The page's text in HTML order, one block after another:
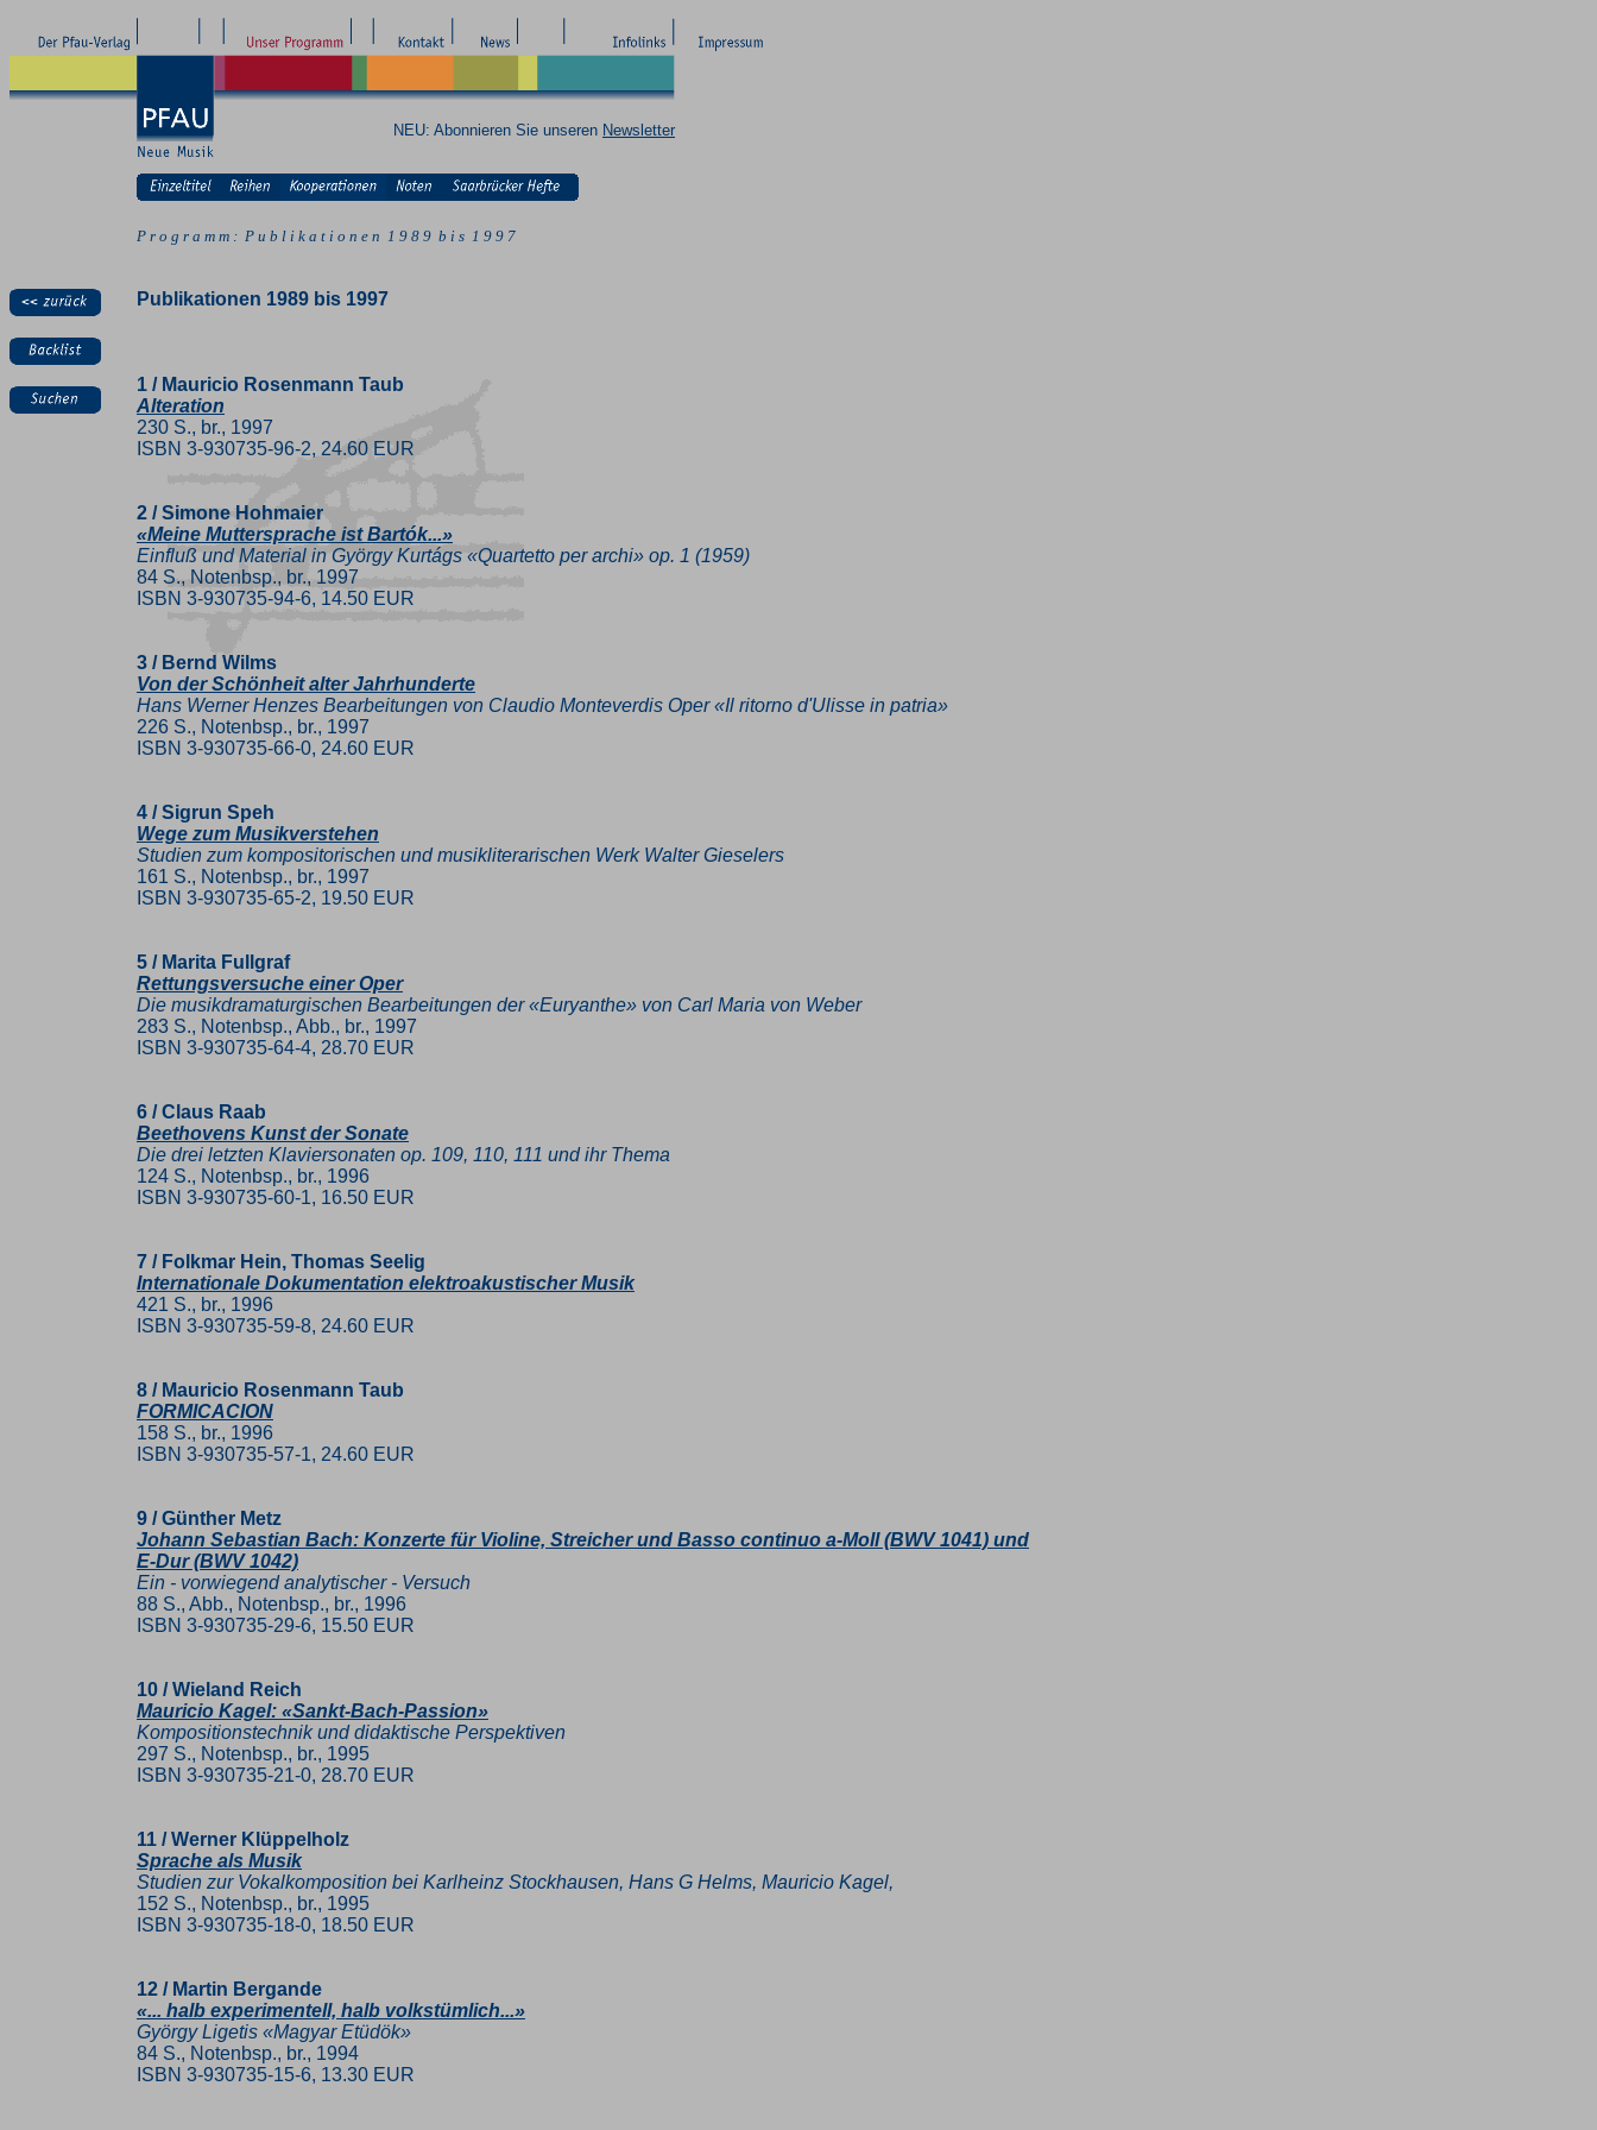
NEU: Abonnieren Sie unseren Newsletter
P r o g r a m m : P u b l i k a t i o n e n 1 9 8 9 b i s 1 9 9 7
Publikationen 1989 bis 1997
1 / Mauricio Rosenmann Taub
Alteration
230 S., br., 1997
ISBN 3-930735-96-2, 24.60 EUR
2 / Simone Hohmaier
«Meine Muttersprache ist Bartók...»
Einfluß und Material in György Kurtágs «Quartetto per archi» op. 1 (1959)
84 S., Notenbsp., br., 1997
ISBN 3-930735-94-6, 14.50 EUR
3 / Bernd Wilms
Von der Schönheit alter Jahrhunderte
Hans Werner Henzes Bearbeitungen von Claudio Monteverdis Oper «Il ritorno d'Ulisse in patria»
226 S., Notenbsp., br., 1997
ISBN 3-930735-66-0, 24.60 EUR
4 / Sigrun Speh
Wege zum Musikverstehen
Studien zum kompositorischen und musikliterarischen Werk Walter Gieselers
161 S., Notenbsp., br., 1997
ISBN 3-930735-65-2, 19.50 EUR
5 / Marita Fullgraf
Rettungsversuche einer Oper
Die musikdramaturgischen Bearbeitungen der «Euryanthe» von Carl Maria von Weber
283 S., Notenbsp., Abb., br., 1997
ISBN 3-930735-64-4, 28.70 EUR
6 / Claus Raab
Beethovens Kunst der Sonate
Die drei letzten Klaviersonaten op. 109, 110, 111 und ihr Thema
124 S., Notenbsp., br., 1996
ISBN 3-930735-60-1, 16.50 EUR
7 / Folkmar Hein, Thomas Seelig
Internationale Dokumentation elektroakustischer Musik
421 S., br., 1996
ISBN 3-930735-59-8, 24.60 EUR
8 / Mauricio Rosenmann Taub
FORMICACION
158 S., br., 1996
ISBN 3-930735-57-1, 24.60 EUR
9 / Günther Metz
Johann Sebastian Bach: Konzerte für Violine, Streicher und Basso continuo a-Moll (BWV 1041) und
E-Dur (BWV 1042)
Ein - vorwiegend analytischer - Versuch
88 S., Abb., Notenbsp., br., 1996
ISBN 3-930735-29-6, 15.50 EUR
10 / Wieland Reich
Mauricio Kagel: «Sankt-Bach-Passion»
Kompositionstechnik und didaktische Perspektiven
297 S., Notenbsp., br., 1995
ISBN 3-930735-21-0, 28.70 EUR
11 / Werner Klüppelholz
Sprache als Musik
Studien zur Vokalkomposition bei Karlheinz Stockhausen, Hans G Helms, Mauricio Kagel,
152 S., Notenbsp., br., 1995
ISBN 3-930735-18-0, 18.50 EUR
12 / Martin Bergande
«... halb experimentell, halb volkstümlich...»
György Ligetis «Magyar Etüdök»
84 S., Notenbsp., br., 1994
ISBN 3-930735-15-6, 13.30 EUR